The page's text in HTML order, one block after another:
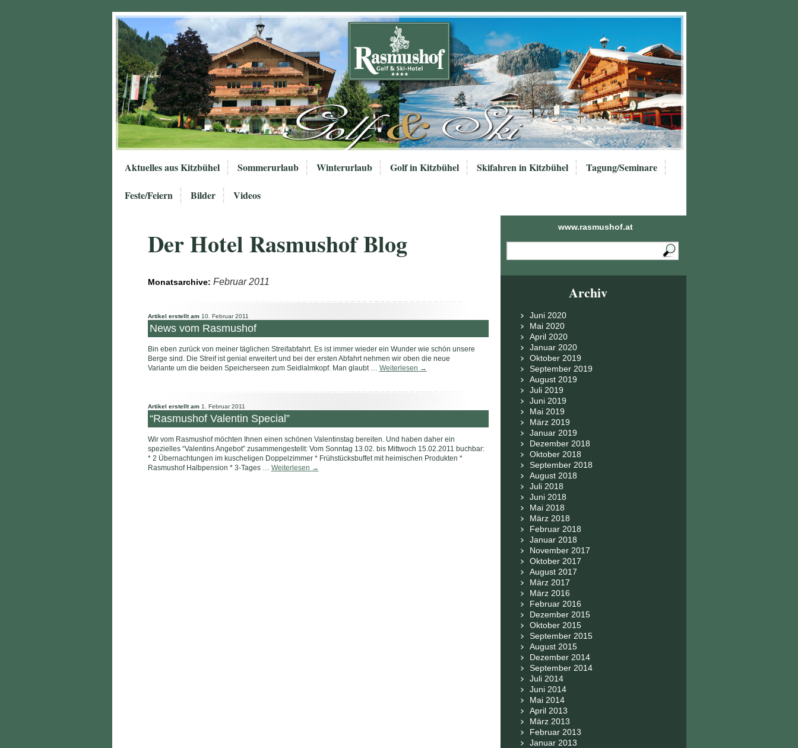
Aktuelles aus Kitzbühel Sommerurlaub Winterurlaub Golf in Kitzbühel Skifahren in Kitzbühel Tagung/Seminare
Feste/Feiern Bilder Videos
Der Hotel Rasmushof Blog
www.rasmushof.at
Monatsarchive: Februar 2011
Artikel erstellt am 10. Februar 2011
News vom Rasmushof
Bin eben zurück von meiner täglichen Streifabfahrt. Es ist immer wieder ein Wunder wie schön unsere
Berge sind. Die Streif ist genial erweitert und bei der ersten Abfahrt nehmen wir oben die neue
Variante um die beiden Speicherseen zum Seidlalmkopf. Man glaubt … Weiterlesen →
Artikel erstellt am 1. Februar 2011
“Rasmushof Valentin Special”
Wir vom Rasmushof möchten Ihnen einen schönen Valentinstag bereiten. Und haben daher ein
spezielles “Valentins Angebot” zusammengestellt: Vom Sonntag 13.02. bis Mittwoch 15.02.2011 buchbar:
* 2 Übernachtungen im kuscheligen Doppelzimmer * Frühstücksbuffet mit heimischen Produkten *
Rasmushof Halbpension * 3-Tages … Weiterlesen →
Archiv
Juni 2020
Mai 2020
April 2020
Januar 2020
Oktober 2019
September 2019
August 2019
Juli 2019
Juni 2019
Mai 2019
März 2019
Januar 2019
Dezember 2018
Oktober 2018
September 2018
August 2018
Juli 2018
Juni 2018
Mai 2018
März 2018
Februar 2018
Januar 2018
November 2017
Oktober 2017
August 2017
März 2017
März 2016
Februar 2016
Dezember 2015
Oktober 2015
September 2015
August 2015
Dezember 2014
September 2014
Juli 2014
Juni 2014
Mai 2014
April 2013
März 2013
Februar 2013
Januar 2013